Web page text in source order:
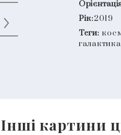
Рік:2019
Теги:
Інші картини